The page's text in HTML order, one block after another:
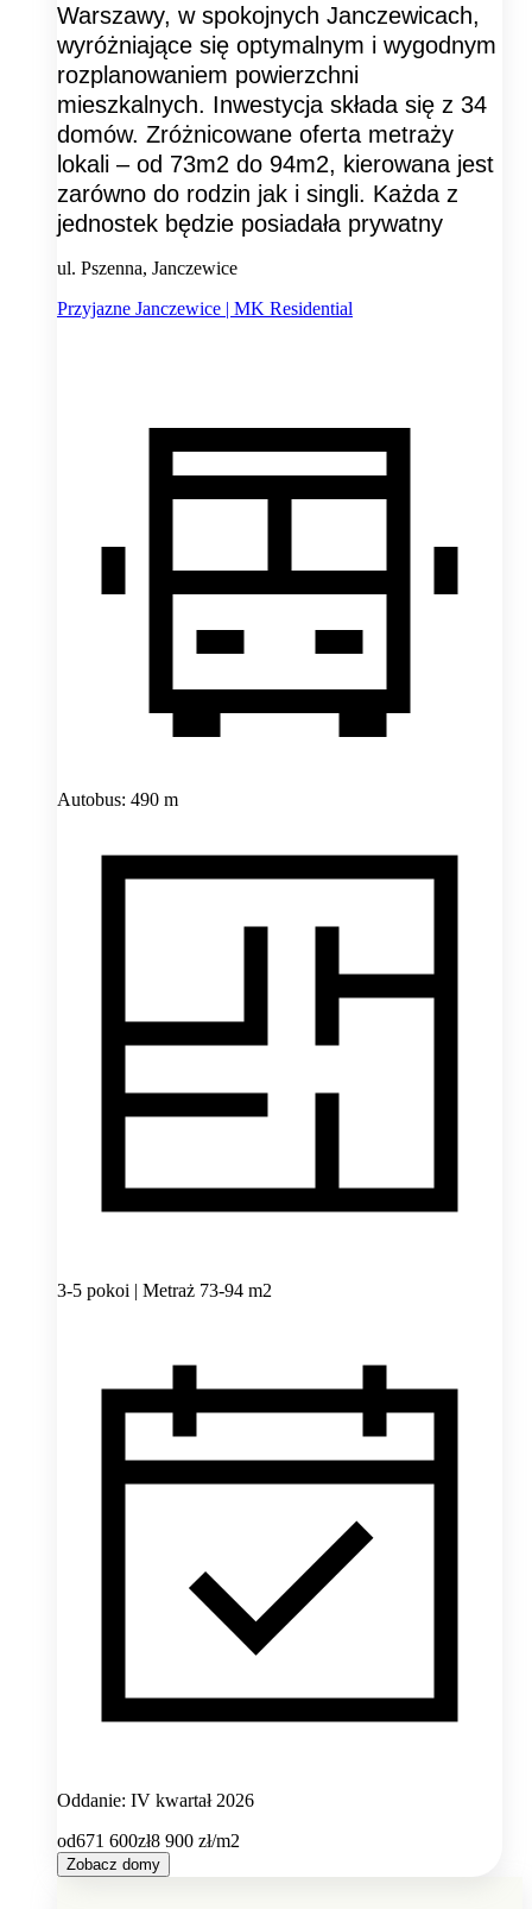
Warszawy, w spokojnych Janczewicach,
wyróżniające się optymalnym i wygodnym
rozplanowaniem powierzchni
mieszkalnych. Inwestycja składa się z 34
domów. Zróżnicowane oferta metraży
lokali – od 73m2 do 94m2, kierowana jest
zarówno do rodzin jak i singli. Każda z
jednostek będzie posiadała prywatny
ul. Pszenna, Janczewice
Przyjazne Janczewice | MK Residential
Autobus: 490 m
3-5 pokoi | Metraż 73-94 m2
Oddanie: IV kwartał 2026
od671 600zł8 900 zł/m2
Zobacz domy